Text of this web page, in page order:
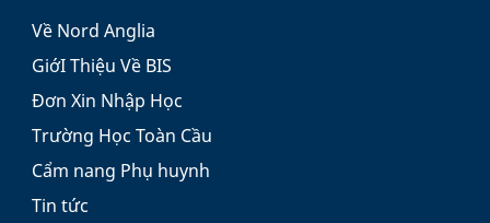
Về Nord Anglia
GiớI Thiệu Về BIS
Đơn Xin Nhập Học
Trường Học Toàn Cầu
Cẩm nang Phụ huynh
Tin tức